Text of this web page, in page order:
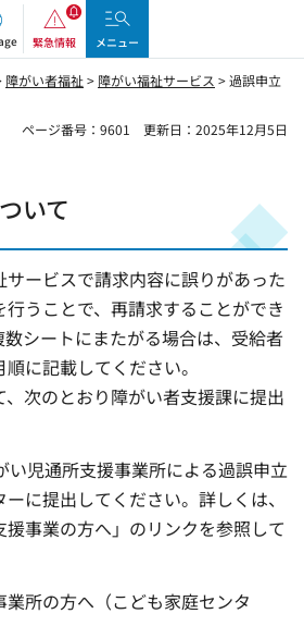
緊急情報 メニュー
障がい者福祉> 障がい福祉サービス > 過誤申立
ページ番号：9601
更新日：2025年12月5日
いて
ービスで請求内容に誤りがあった
うことで、再請求することができ
数シートにまたがる場合は、受給者
に記載してください。
次のとおり障がい者支援課に提出
い児通所支援事業所による過誤申立
に提出してください。詳しくは、
事業の方へ」のリンクを参照して
業所の方へ（こども家庭センタ